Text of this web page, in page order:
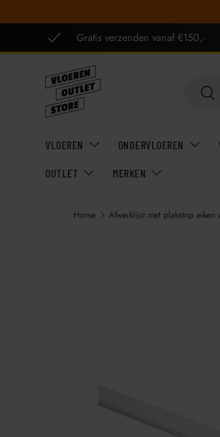
GA NAAR INHOUD
Gratis verzenden vanaf €150,-
Zoeken
VLOEREN ONDERVLOEREN
OUTLET MERKEN
Home Afwerklijst met plakstrip eiken